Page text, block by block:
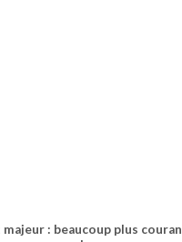
majeur : beaucoup plus